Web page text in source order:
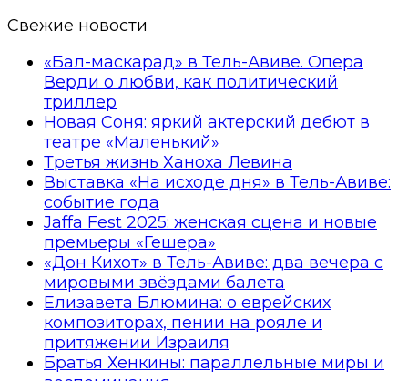
Свежие новости
«Бал-маскарад» в Тель-Авиве. Опера
Верди о любви, как политический
триллер
Новая Соня: яркий актерский дебют в
театре «Маленький»
Третья жизнь Ханоха Левина
Выставка «На исходе дня» в Тель-Авиве:
событие года
Jaffa Fest 2025: женская сцена и новые
премьеры «Гешера»
«Дон Кихот» в Тель-Авиве: два вечера с
мировыми звёздами балета
Елизавета Блюмина: о еврейских
композиторах, пении на рояле и
притяжении Израиля
Братья Хенкины: параллельные миры и